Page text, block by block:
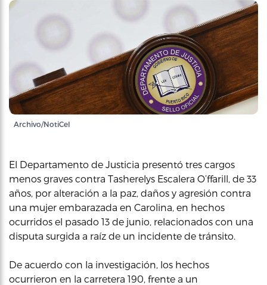
Archivo/NotiCel
El Departamento de Justicia presentó tres cargos
menos graves contra Tasherelys Escalera O’ffarill, de 33
años, por alteración a la paz, daños y agresión contra
una mujer embarazada en Carolina, en hechos
ocurridos el pasado 13 de junio, relacionados con una
disputa surgida a raíz de un incidente de tránsito.
De acuerdo con la investigación, los hechos
ocurrieron en la carretera 190, frente a un